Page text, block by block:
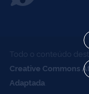
Todo o conteúdo
Creative Commons
Adaptada